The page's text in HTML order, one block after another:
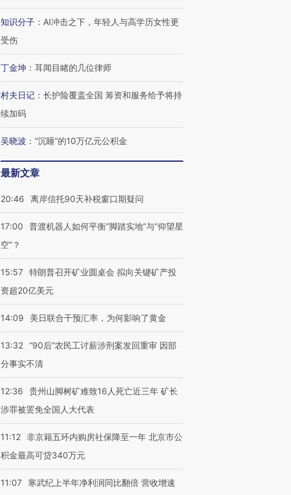
知识分子 ： AI冲击之下，年轻人与高学历女性更
受伤
丁金坤 ： 耳闻目睹的几位律师
村夫日记 ： 长护险覆盖全国 筹资和服务给予将持
续加码
吴晓波 ： “沉睡”的10万亿元公积金
最新文章
20:46 离岸信托90天补税窗口期疑问
17:00
普渡机器人如何平衡“脚踏实地”与“仰望星
空”？
15:57 特朗普召开矿业圆桌会 拟向关键矿产投
资超20亿美元
14:09 美日联合干预汇率，为何影响了黄金
13:32 “90后”农民工讨薪涉刑案发回重审 因部
分事实不清
12:36
贵州山脚树矿难致16人死亡近三年 矿长
涉罪被罢免全国人大代表
11:12 非京籍五环内购房社保降至一年 北京市公
积金最高可贷340万元
11:07
寒武纪上半年净利润同比翻倍 营收增速